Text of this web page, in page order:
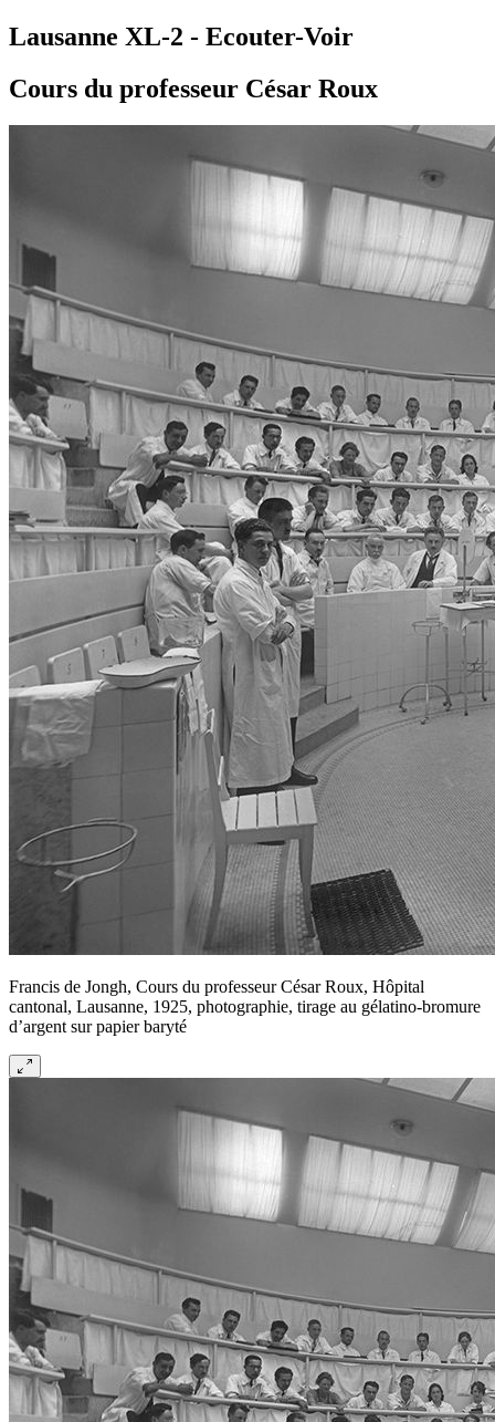
Lausanne XL-2 - Ecouter-Voir
Cours du professeur César Roux
Francis de Jongh, Cours du professeur César Roux, Hôpital
cantonal, Lausanne, 1925, photographie, tirage au gélatino-bromure
d’argent sur papier baryté